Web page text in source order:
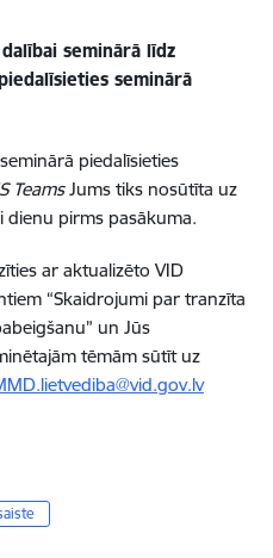
seminārā līdz
seminārā
piedalīsieties
TeamsJums tiks nosūtīta uz
pirms pasākuma.
ar aktualizēto VID
“Skaidrojumi par tranzīta
un Jūs
tēmām sūtīt uz